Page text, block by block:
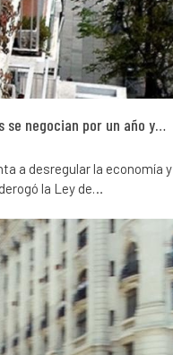
se negocian por un año y…
a desregular la economía y
la Ley de…